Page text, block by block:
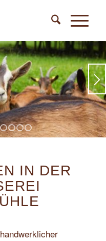
1 2 3 4 5 6 7 8 9 10
IN DER